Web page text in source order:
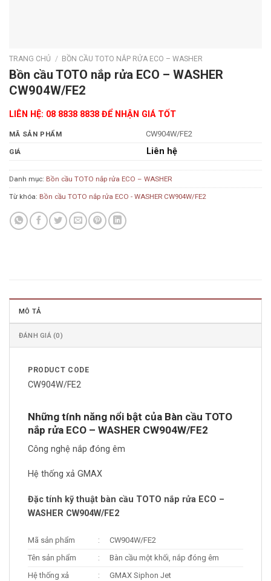
TRANG CHỦ / BỒN CẦU TOTO NẮP RỬA ECO – WASHER
Bồn cầu TOTO nắp rửa ECO – WASHER
CW904W/FE2
LIÊN HỆ: 08 8838 8838 ĐỂ NHẬN GIÁ TỐT
MÃ SẢN PHẨM CW904W/FE2
GIÁ Liên hệ
Danh mục: Bồn cầu TOTO nắp rửa ECO – WASHER
Từ khóa: Bồn cầu TOTO nắp rửa ECO - WASHER CW904W/FE2
MÔ TẢ
ĐÁNH GIÁ (0)
PRODUCT CODE
CW904W/FE2
Những tính năng nổi bật của Bàn cầu TOTO
nắp rửa ECO – WASHER CW904W/FE2
Công nghệ nắp đóng êm
Hệ thống xả GMAX
Đặc tính kỹ thuật bàn cầu TOTO nắp rửa ECO –
WASHER CW904W/FE2
Mã sản phẩm :
CW904W/FE2
Tên sản phẩm
:
Bàn cầu một khối, nắp đóng êm
Hệ thống xả
:
GMAX Siphon Jet